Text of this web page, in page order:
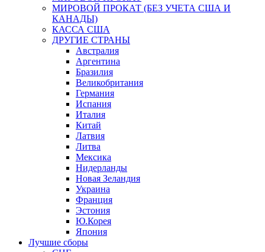
МИРОВОЙ ПРОКАТ (БЕЗ УЧЕТА США И
КАНАДЫ)
КАССА США
ДРУГИЕ СТРАНЫ
Австралия
Аргентина
Бразилия
Великобритания
Германия
Испания
Италия
Китай
Латвия
Литва
Мексика
Нидерланды
Новая Зеландия
Украина
Франция
Эстония
Ю.Корея
Япония
Лучшие сборы